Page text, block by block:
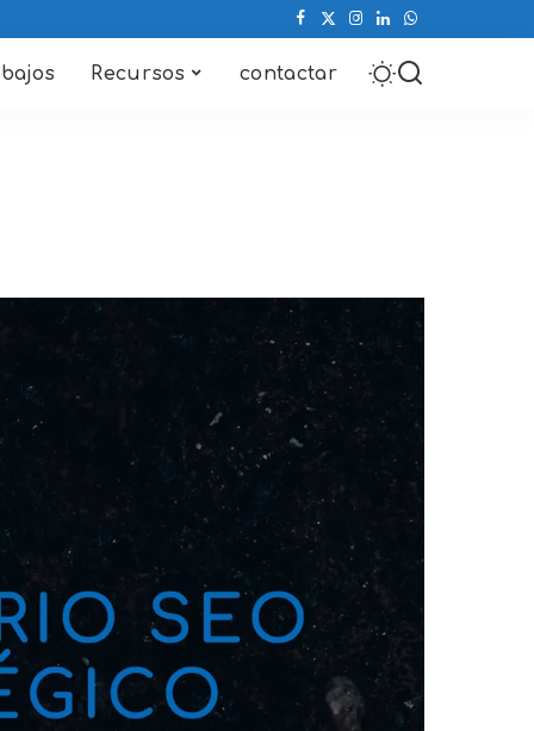
Recursos contactar